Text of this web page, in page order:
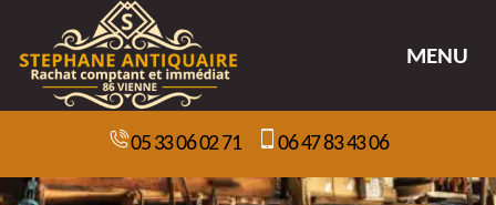
MENU
05 33 06 02 71 06 47 83 43 06